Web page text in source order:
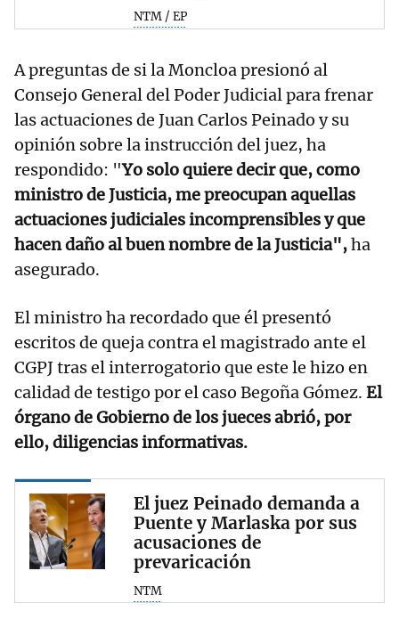
NTM / EP
A preguntas de si la Moncloa presionó al
Consejo General del Poder Judicial para frenar
las actuaciones de Juan Carlos Peinado y su
opinión sobre la instrucción del juez, ha
respondido: "Yo solo quiere decir que, como
ministro de Justicia, me preocupan aquellas
actuaciones judiciales incomprensibles y que
hacen daño al buen nombre de la Justicia",ha
asegurado.
El ministro ha recordado que él presentó
escritos de queja contra el magistrado ante el
CGPJ tras el interrogatorio que este le hizo en
calidad de testigo por el caso Begoña Gómez. El
órgano de Gobierno de los jueces abrió, por
ello, diligencias informativas.
El juez Peinado demanda a
Puente y Marlaska por sus
acusaciones de
prevaricación
NTM